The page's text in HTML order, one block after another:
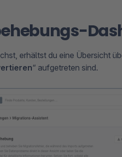
erhältst du eine Übersicht
“ aufgetreten sind.